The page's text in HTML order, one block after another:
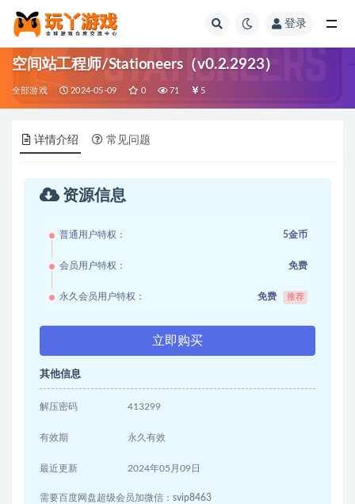
登录
空间站工程师/Stationeers（v0.2.2923）
全部游戏 2024-05-09 0 71 5
详情介绍 常见问题
资源信息
普通用户特权： 5金币
会员用户特权： 免费
永久会员用户特权： 免费 推荐
立即购买
其他信息
解压密码 413299
有效期 永久有效
最近更新 2024年05月09日
需要百度网盘超级会员加微信：svip8463